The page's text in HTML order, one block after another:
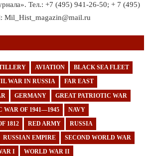
Тел.: +7 (495) 941-26-50; + 7 (495)
Mil_Hist_magazin@mail.ru
AVIATION BLACK SEA FLEET
WAR IN RUSSIA FAR EAST
GERMANY GREAT PATRIOTIC WAR
WAR OF 1941—1945 NAVY
1812 RED ARMY RUSSIA
RUSSIAN EMPIRE SECOND WORLD WAR
I WORLD WAR II